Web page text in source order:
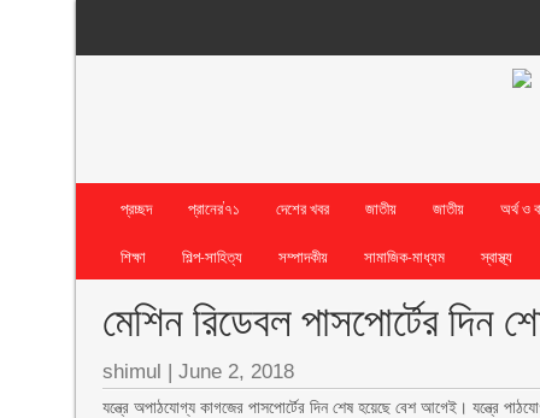
প্রচ্ছদ প্রানের’৭১ দেশের খবর জাতীয় জাতীয়
অর্থ ও
শিক্ষা
শিল্প-সাহিত্য সম্পাদকীয় সামাজিক-মাধ্যম স্বাস্থ্য
মেশিন রিডেবল পাসপোর্টের
shimul | June 2, 2018
যন্ত্রে অপাঠযোগ্য কাগজের পাসপোর্টের দিন শেষ হয়েছে বেশ আগেই। যন্ত্রে